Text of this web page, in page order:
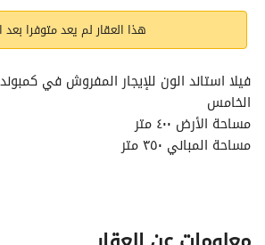
هذا العقار لم يعد متوفرا بعد
الخامس
مساحة الأرض ٤٠٠ متر
مساحة المباني ٣٥٠ متر